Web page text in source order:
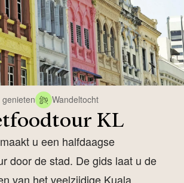
Wandeltocht
KL
u een halfdaagse
door de stad. De gids laat u de
van het veelzijdige Kuala